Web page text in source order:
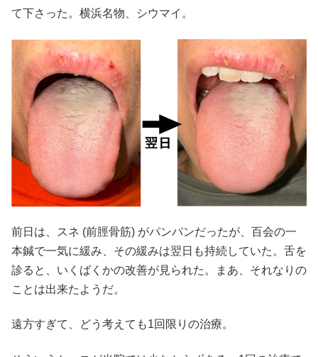
て下さった。横浜名物、シウマイ。
前日は、スネ (前脛骨筋) がパンパンだったが、百会の一
本鍼で一気に緩み、その緩みは翌日も持続していた。舌を
診ると、いくばくかの改善が見られた。まあ、それなりの
ことは出来たようだ。
遠方すぎて、どう考えても1回限りの治療。